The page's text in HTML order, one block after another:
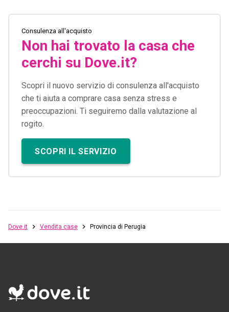
Consulenza all'acquisto
Non hai trovato la casa che
cerchi su Dove.it?
Scopri il nuovo servizio di consulenza all'acquisto
che ti aiuta a comprare casa senza stress e
preoccupazioni. Ti seguiremo dalla valutazione al
rogito.
SCOPRI IL SERVIZIO
Dove.it Vendita case Provincia di Perugia